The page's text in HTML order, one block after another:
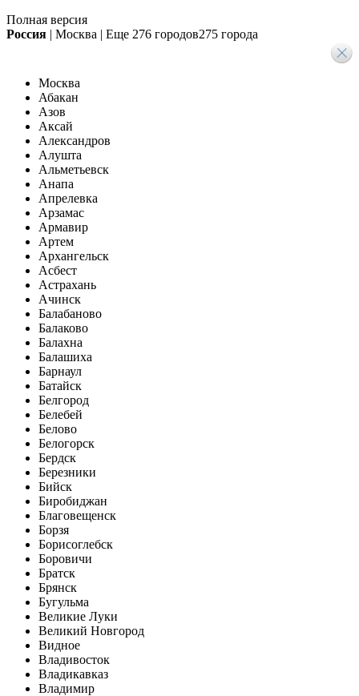
Полная версия
Россия | Москва | Еще 276 городов275 города
Москва
Абакан
Азов
Аксай
Александров
Алушта
Альметьевск
Анапа
Апрелевка
Арзамас
Армавир
Артем
Архангельск
Асбест
Астрахань
Ачинск
Балабаново
Балаково
Балахна
Балашиха
Барнаул
Батайск
Белгород
Белебей
Белово
Белогорск
Бердск
Березники
Бийск
Биробиджан
Благовещенск
Борзя
Борисоглебск
Боровичи
Братск
Брянск
Бугульма
Великие Луки
Великий Новгород
Видное
Владивосток
Владикавказ
Владимир